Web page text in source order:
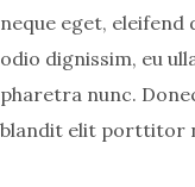
neque eget, eleifend
odio dignissim, eu
pharetra nunc.
blandit elit porttitor